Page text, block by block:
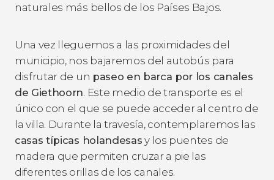
naturales más bellos de los Países Bajos.
Una vez lleguemos a las proximidades del
municipio, nos bajaremos del autobús para
disfrutar de un paseo en barca por los canales
de Giethoorn. Este medio de transporte es el
único con el que se puede acceder al centro de
la villa. Durante la travesía, contemplaremos las
casas típicas holandesas y los puentes de
madera que permiten cruzar a pie las
diferentes orillas de los canales.